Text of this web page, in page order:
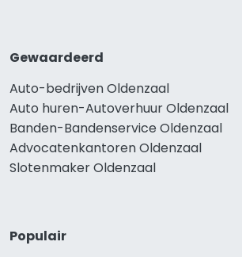
Gewaardeerd
Auto-bedrijven Oldenzaal
Auto huren-Autoverhuur Oldenzaal
Banden-Bandenservice Oldenzaal
Advocatenkantoren Oldenzaal
Slotenmaker Oldenzaal
Populair